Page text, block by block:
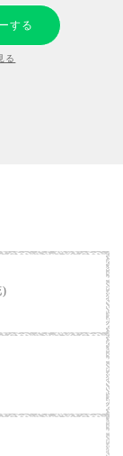
する
る
)